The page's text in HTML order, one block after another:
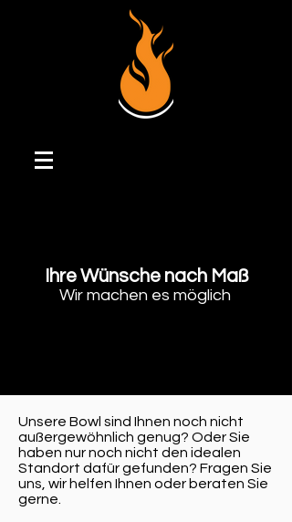
Ihre Wünsche nach Maß
Wir machen es möglich ​
Unsere Bowl sind Ihnen noch nicht
außergewöhnlich genug? Oder Sie
haben nur noch nicht den idealen
Standort dafür gefunden? Fragen Sie
uns, wir helfen Ihnen oder beraten Sie
gerne.